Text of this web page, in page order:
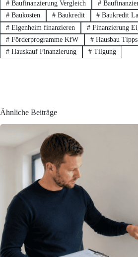
#Baufinanzierung Vergleich #
#Baukosten #Baukredit # Baukredit
#Eigenheim finanzieren #Finanzierung
#Förderprogramme KfW #Hausbau Tipps
#Hauskauf Finanzierung #Tilgung
Ähnliche Beiträge